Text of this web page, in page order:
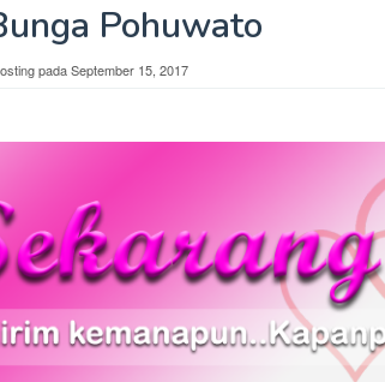
Pohuwato
padaSeptember 15, 2017